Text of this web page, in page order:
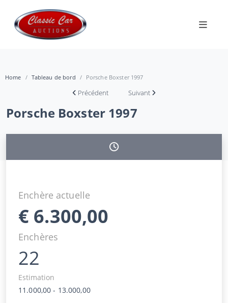
Home Tableau de bord Porsche Boxster 1997
Précédent Suivant
Porsche Boxster 1997
Enchère actuelle
€ 6.300,00
Enchères
22
Estimation
11.000,00 - 13.000,00